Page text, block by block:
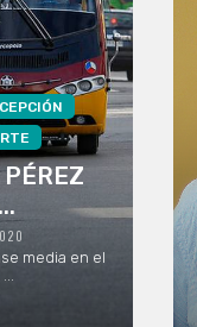
media en el